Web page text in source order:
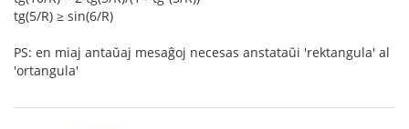
tg(5/R) ≥ sin(6/R)
PS: en miaj antaŭaj mesaĝoj necesas anstataŭi 'rektangula' al
'ortangula'